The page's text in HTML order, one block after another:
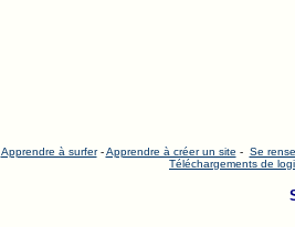
Apprendre à surfer-Apprendre à créer un site - Se
Téléchargements de